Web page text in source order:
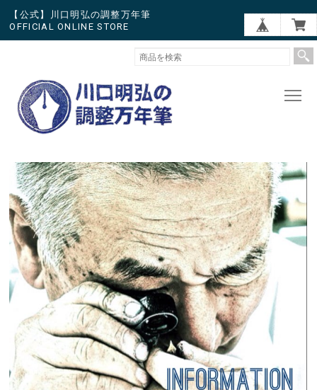
【公式】川口明弘の調整万年筆
OFFICIAL ONLINE STORE